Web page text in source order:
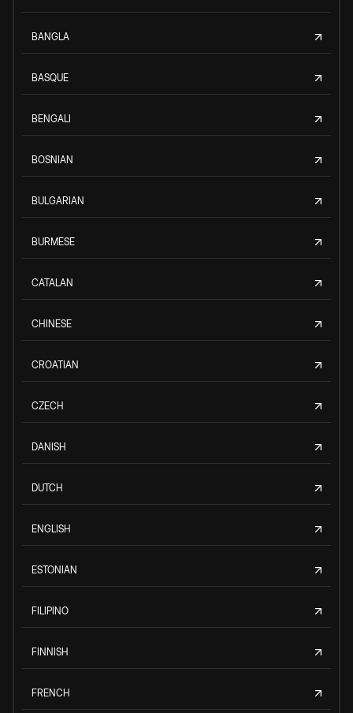
BANGLA
BASQUE
BENGALI
BOSNIAN
BULGARIAN
BURMESE
CATALAN
CHINESE
CROATIAN
CZECH
DANISH
DUTCH
ENGLISH
ESTONIAN
FILIPINO
FINNISH
FRENCH